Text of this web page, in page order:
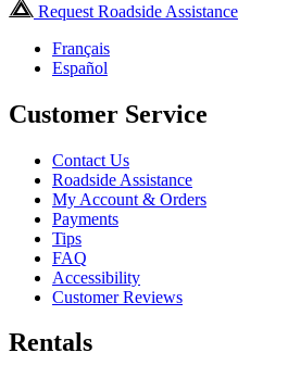
Request Roadside Assistance
Français
Español
Customer Service
Contact Us
Roadside Assistance
My Account & Orders
Payments
Tips
FAQ
Accessibility
Customer Reviews
Rentals